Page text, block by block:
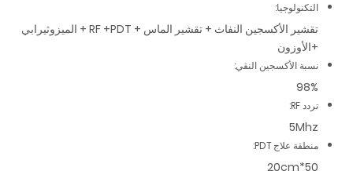
التكنولوجيا:
تقشير الأكسجين النفاث + تقشير الماس + RF +PDT + الميزوثيرابي
+الأوزون
نسبة الأكسجين النقي:
98%
تردد RF:
5Mhz
منطقة علاج PDT:
50*20cm